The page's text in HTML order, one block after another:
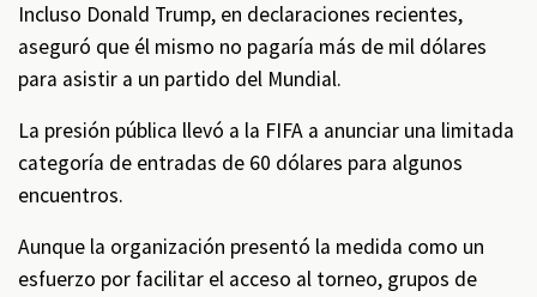
Incluso Donald Trump, en declaraciones recientes,
aseguró que él mismo no pagaría más de mil dólares
para asistir a un partido del Mundial.
La presión pública llevó a la FIFA a anunciar una limitada
categoría de entradas de 60 dólares para algunos
encuentros.
Aunque la organización presentó la medida como un
esfuerzo por facilitar el acceso al torneo, grupos de